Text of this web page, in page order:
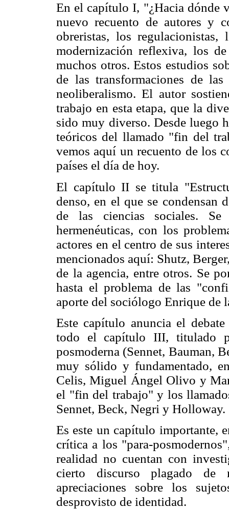
En el capítulo I, "¿Hacia dónde
nuevo recuento de autores y
obreristas, los
modernización reflexiva, los
muchos otros. Estos estudios
de las transformaciones de
neoliberalismo. El autor
trabajo en esta etapa, que la
sido muy diverso. Desde luego
teóricos del llamado "fin del
vemos aquí un recuento de los
países el día de hoy.
El capítulo II se titula
denso, en el que se condensan
de las ciencias sociales.
hermenéuticas, con los
actores en el centro de sus
mencionados aquí: Shutz,
de la agencia, entre otros. Se
hasta el problema de las
aporte del sociólogo Enrique de
Este capítulo anuncia el
todo el capítulo III, titulado
posmoderna (Sennet, Bauman,
muy sólido y fundamentado,
Celis, Miguel Ángel Olivo y
el "fin del trabajo" y los
Sennet, Beck, Negri y Holloway.
Es este un capítulo importante,
crítica a los "para-
realidad no cuentan con
cierto discurso plagado de
apreciaciones sobre los
desprovisto de identidad.